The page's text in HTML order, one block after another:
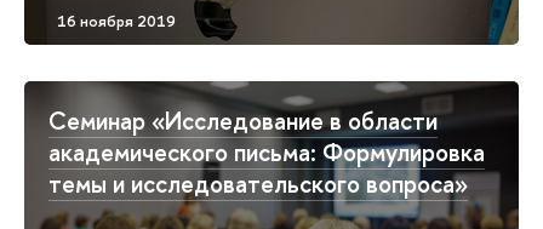
Семинар «Исследование в области
академического письма: Формулировка
темы и исследовательского вопроса»